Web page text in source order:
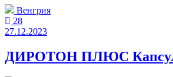
Венгрия
28
27.12.2023
ДИРОТОН ПЛЮС Капсулы